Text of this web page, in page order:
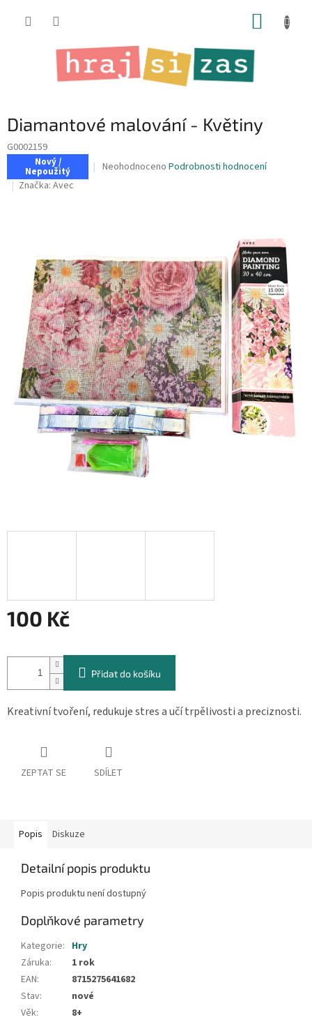
Diamantové malování - Květiny
G0002159
Nový /
Nepoužitý
Průměrné
hvězdiček.
Neohodnoceno Podrobnosti hodnocení
Značka: Avec
100 Kč
cena:
Přidat do košíku
Kreativní tvoření, redukuje stres a učí trpělivosti a preciznosti.
ZEPTAT SE SDÍLET
Popis Diskuze
Detailní popis produktu
Popis produktu není dostupný
Doplňkové parametry
Kategorie: Hry
Záruka:
1 rok
EAN:
8715275641682
Stav:
nové
Věk: 8+